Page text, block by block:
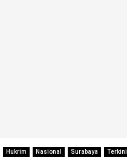
Hukrim Nasional Surabaya Terkini